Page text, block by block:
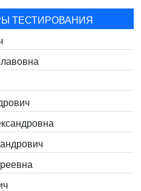
ТЕСТИРОВАНИЯ